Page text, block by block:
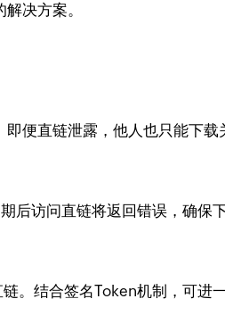
决方案。
便直链泄露，他人也只能下载
后访问直链将返回错误，确保
。结合签名Token机制，可进